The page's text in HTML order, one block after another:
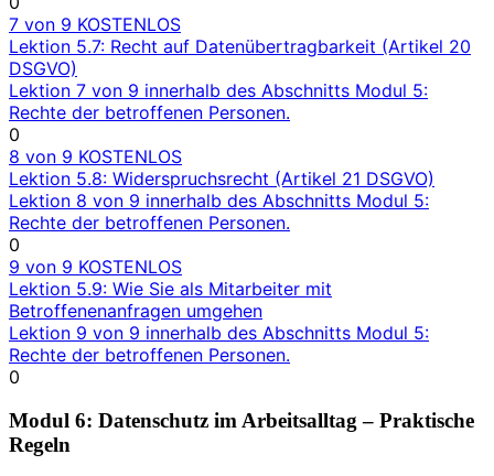
7 von 9 KOSTENLOS
Lektion 5.7: Recht auf Datenübertragbarkeit (Artikel 20
DSGVO)
Lektion 7 von 9 innerhalb des Abschnitts Modul 5:
Rechte der betroffenen Personen.
0
8 von 9 KOSTENLOS
Lektion 5.8: Widerspruchsrecht (Artikel 21 DSGVO)
Lektion 8 von 9 innerhalb des Abschnitts Modul 5:
Rechte der betroffenen Personen.
0
9 von 9 KOSTENLOS
Lektion 5.9: Wie Sie als Mitarbeiter mit
Betroffenenanfragen umgehen
Lektion 9 von 9 innerhalb des Abschnitts Modul 5:
Rechte der betroffenen Personen.
0
Modul 6: Datenschutz im Arbeitsalltag – Praktische
Regeln